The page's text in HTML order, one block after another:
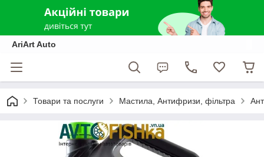
AriArt Auto
Товари та послуги Мастила, Антифризи, фільтра